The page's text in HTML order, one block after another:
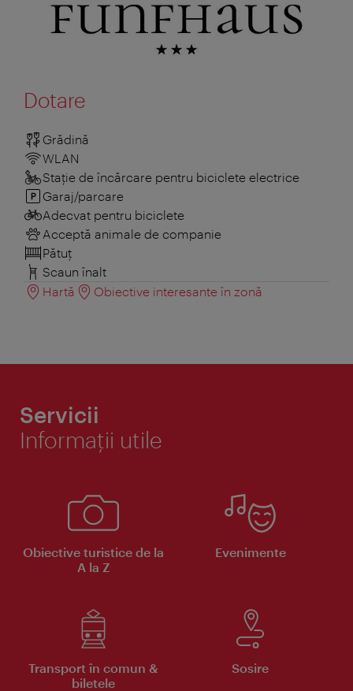
Dotare
Grădină
WLAN
Stație de încărcare pentru biciclete electrice
Garaj/parcare
Adecvat pentru biciclete
Acceptă animale de companie
Pătuţ
Scaun înalt
Hartă
Obiective interesante în zonă
Servicii
Informaţii utile
Obiective turistice de la
A la Z
Evenimente
Transport în comun &
biletele
Sosire